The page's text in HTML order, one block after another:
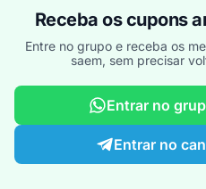
Receba os cupons
Entre no grupo e receba os
saem, sem precisar
Entrar no
Entrar no